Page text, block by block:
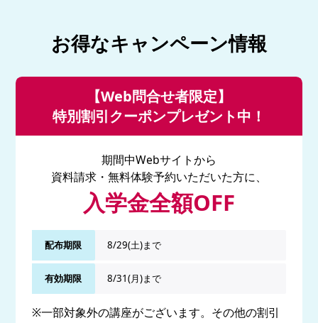
お得なキャンペーン情報
【Web問合せ者限定】
特別割引クーポンプレゼント中！
期間中Webサイトから
資料請求・無料体験予約いただいた方に、
入学金全額OFF
配布期限 8/29(土)まで
有効期限 8/31(月)まで
※一部対象外の講座がございます。その他の割引